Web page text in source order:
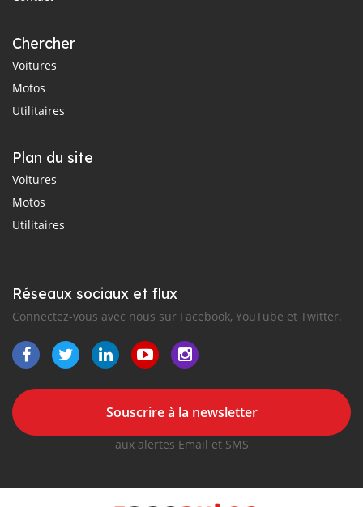
Chercher
Voitures
Motos
Utilitaires
Plan du site
Voitures
Motos
Utilitaires
Réseaux sociaux et flux
Connectez-vous avec nous sur Facebook, YouTube et Twitter.
Souscrire à la newsletter
aux alertes Email et SMS